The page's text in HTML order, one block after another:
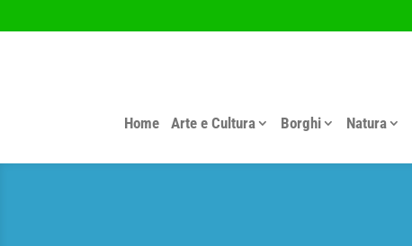
Home Arte e Cultura Borghi Natura